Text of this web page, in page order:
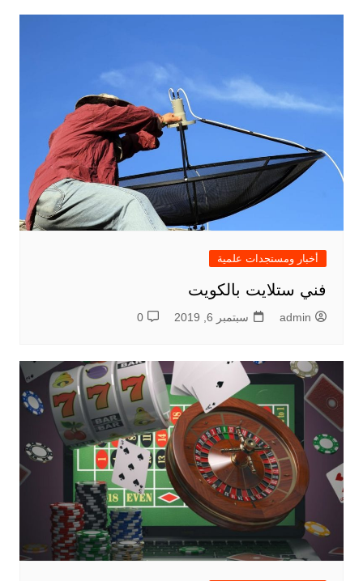
أخبار ومستجدات علمية
فني ستلايت بالكويت
admin سبتمبر 6, 2019 0